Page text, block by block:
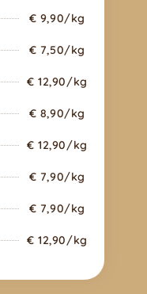
€ 9,90/kg
€ 7,50/kg
€ 12,90/kg
€ 8,90/kg
€ 12,90/kg
€ 7,90/kg
€ 7,90/kg
€ 12,90/kg